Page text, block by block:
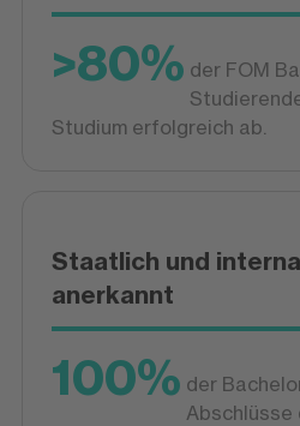
>80% der FOM
Studium erfolgreich ab.
Staatlich und
anerkannt
100% der
Abschlüsse